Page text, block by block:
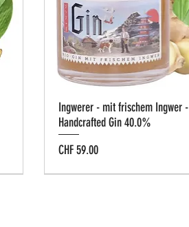
Ingwerer - mit frischem Ingwer -
Handcrafted Gin 40.0%
Preis
CHF 59.00